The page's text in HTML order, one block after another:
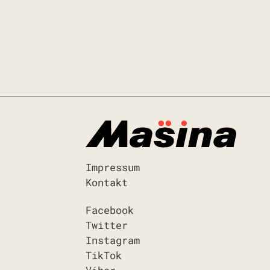
Impressum
Kontakt
Facebook
Twitter
Instagram
TikTok